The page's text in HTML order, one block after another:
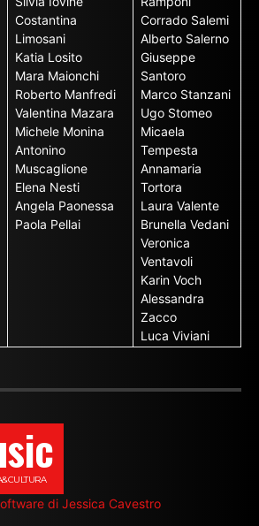
Costantina
Limosani
Katia Losito
Mara Maionchi
Roberto Manfredi
Valentina Mazara
Michele Monina
Antonino
Muscaglione
Elena Nesti
Angela Paonessa
Paola Pellai
Corrado Salemi
Alberto Salerno
Giuseppe
Santoro
Marco Stanzani
Ugo Stomeo
Micaela
Tempesta
Annamaria
Tortora
Laura Valente
Brunella Vedani
Veronica
Ventavoli
Karin Voch
Alessandra
Zacco
Luca Viviani
di Jessica Cavestro